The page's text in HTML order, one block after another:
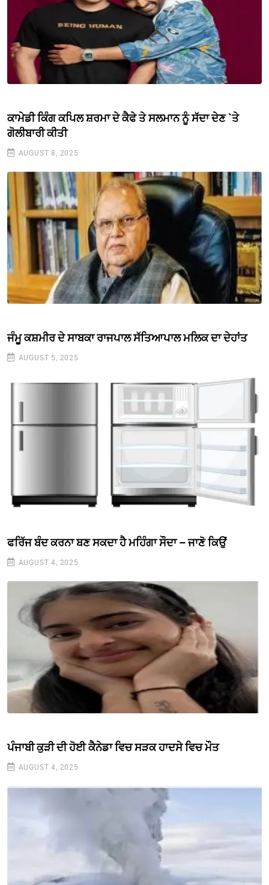
ਕਾਮੇਡੀ ਕਿੰਗ ਕਪਿਲ ਸ਼ਰਮਾ ਦੇ ਕੈਫੇ ਤੇ ਸਲਮਾਨ ਨੂੰ ਸੱਦਾ ਦੇਣ `ਤੇ
ਗੋਲੀਬਾਰੀ ਕੀਤੀ
AUGUST 8, 2025
ਜੰਮੂ ਕਸ਼ਮੀਰ ਦੇ ਸਾਬਕਾ ਰਾਜਪਾਲ ਸੱਤਿਆਪਾਲ ਮਲਿਕ ਦਾ ਦੇਹਾਂਤ
AUGUST 5, 2025
ਫਰਿੱਜ ਬੰਦ ਕਰਨਾ ਬਣ ਸਕਦਾ ਹੈ ਮਹਿੰਗਾ ਸੌਦਾ – ਜਾਣੋ ਕਿਉਂ
AUGUST 4, 2025
ਪੰਜਾਬੀ ਕੁੜੀ ਦੀ ਹੋਈ ਕੈਨੇਡਾ ਵਿਚ ਸੜਕ ਹਾਦਸੇ ਵਿਚ ਮੌਤ
AUGUST 4, 2025